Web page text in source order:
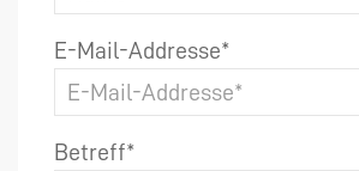
E-Mail-Addresse*
Betreff*